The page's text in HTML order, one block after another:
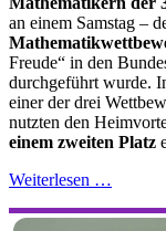
an einem Samstag –
Freude“ in den
durchgeführt wurde.
einer der drei
nutzten den
einem zweiten Platz
Weiterlesen …